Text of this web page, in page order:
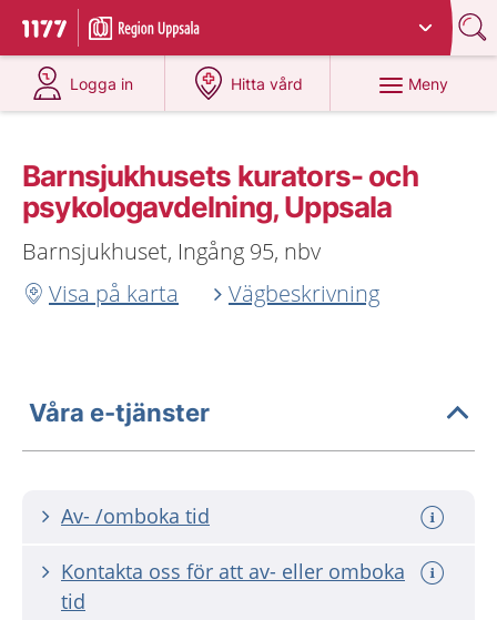
Till startsidan för 1177
Du har valt region
Logga in
på 1177.se
Hitta vård
på 1177.se
Meny
Barnsjukhusets kurators- och
psykologavdelning, Uppsala
Barnsjukhuset, Ingång 95, nbv
Visa på karta
Vägbeskrivning
Våra e-tjänster
Av- /omboka tid
Kontakta oss för att av- eller omboka
tid